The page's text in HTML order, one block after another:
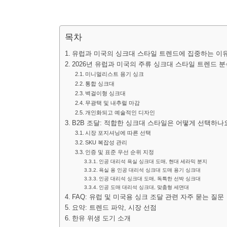
목차
유럽과 미국의 싱크대 스타일 트렌드에 집중하는 이
2026년 유럽과 미국의 주류 싱크대 스타일 트렌드 분
미니멀리스트 용기 싱크
통합 싱크대
벽걸이형 싱크대
무광택 및 내추럴 마감
개인화되고 예술적인 디자인
B2B 조달: 적합한 싱크대 스타일은 어떻게 선택하나
시장 포지셔닝에 따른 선택
SKU 복잡성 관리
인증 및 표준 우선 순위 지정
인공 대리석 욕실 싱크대 도매, 현대 세라믹 분지
욕실 용 인공 대리석 싱크대 도매 용기 싱크대
인공 대리석 싱크대 도매, 독특한 선박 싱크대
인공 도매 대리석 싱크대, 맞춤형 세면대
FAQ: 유럽 및 미국용 싱크 조달 관련 자주 묻는 질문
요약: 트렌드 파악, 시장 선점
한유 위생 도기 소개